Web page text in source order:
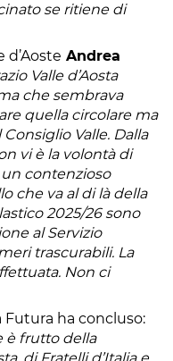
se ritiene di
d’Aoste Andrea
Valle d’Aosta
che sembrava
quella circolare ma
Valle. Dalla
vi è la volontà di
contenzioso
che va al di là della
2025/26 sono
al Servizio
trascurabili. La
Non ci
Futura ha concluso:
è frutto della